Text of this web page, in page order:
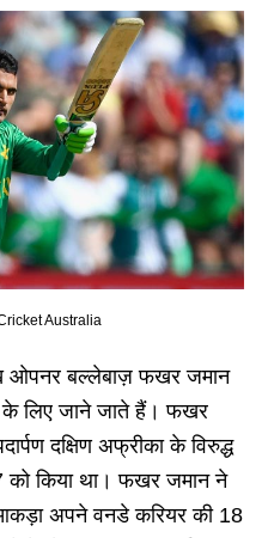
Australia
ओपनर बल्लेबाज़ फखर जमान
लिए जाने जाते हैं। फखर
दक्षिण अफ्रीका के विरुद्ध
को किया था। फखर जमान ने
अपने वनडे करियर की 18